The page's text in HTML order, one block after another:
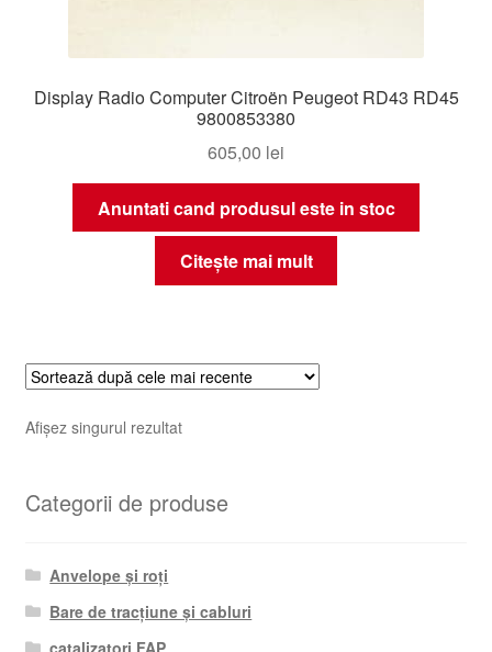
Display Radio Computer Citroën Peugeot RD43 RD45
9800853380
605,00 lei
Anuntati cand produsul este in stoc
Citește mai mult
Afișez singurul rezultat
Categorii de produse
Anvelope și roți
Bare de tracțiune și cabluri
catalizatori FAP